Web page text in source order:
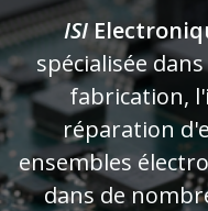
ISI
spécialisée
fabrication,
réparation
ensembles
dans de